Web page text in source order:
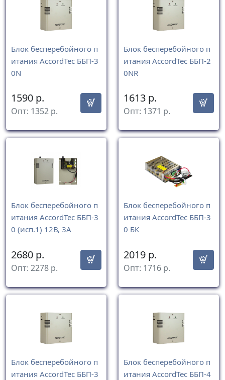
Блок бесперебойного п
итания AccordTec ББП-3
0N
1590 р.
Опт: 1352 р.
Блок бесперебойного п
итания AccordTec ББП-2
0NR
1613 р.
Опт: 1371 р.
Блок бесперебойного п
итания AccordTec ББП-3
0 (исп.1) 12В, 3А
2680 р.
Опт: 2278 р.
Блок бесперебойного п
итания AccordTec ББП-3
0 БК
2019 р.
Опт: 1716 р.
Блок бесперебойного п
итания AccordTec ББП-3
Блок бесперебойного п
итания AccordTec ББП-4